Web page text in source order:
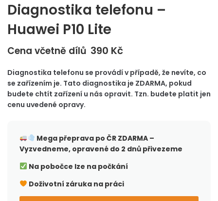
Diagnostika telefonu –
Huawei P10 Lite
Cena včetně dílů 390 Kč
Diagnostika telefonu se provádí v případě, že nevíte, co
se zařízením je. Tato diagnostika je ZDARMA, pokud
budete chtít zařízení u nás opravit. Tzn. budete platit jen
cenu uvedené opravy.
Mega přeprava po ČRZDARMA –
Vyzvedneme, opravené do 2 dnů přivezeme
Na pobočce lze na počkání
Doživotní záruka na práci